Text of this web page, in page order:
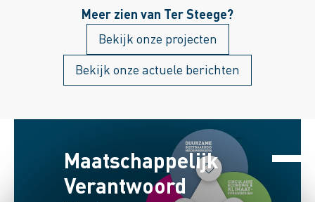
Tijhof, regiomanager bij Ter Steege
Gebiedsontwikkeling, en Gerwin ter
Harmsel, projectontwikkelaar bij Ter
Steege Bouw Vastgoed Rijssen.
Meer zien van Ter Steege?
Bekijk onze projecten
Bekijk onze actuele berichten
Maatschappelijk
Verantwoord